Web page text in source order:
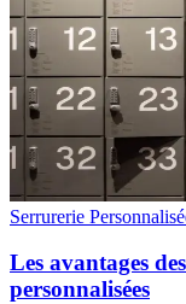
Serrurerie
Les avantages
personnalisées